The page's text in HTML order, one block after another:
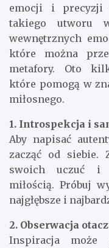
emocji i precyzji
takiego utworu
wewnętrznych
które można
metafory. Oto
które pomogą w
miłosnego.
1. Introspekcja i
Aby napisać
zacząć od siebie.
swoich uczuć i
miłością. Próbuj
najgłębsze i
2. Obserwacja
Inspiracja może